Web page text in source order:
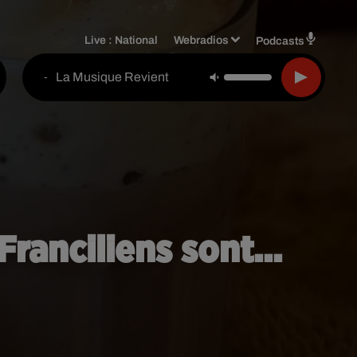
Live : National Webradios Podcasts
- La Musique Revient
sont...